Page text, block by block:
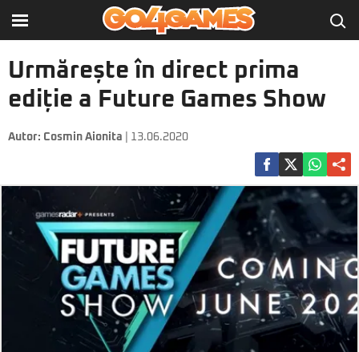
Urmărește în direct prima
ediție a Future Games Show
Autor: Cosmin Aionita | 13.06.2020